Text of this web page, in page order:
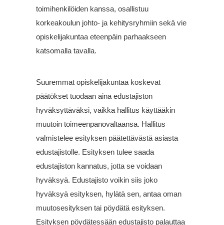
toimihenkilöiden kanssa, osallistuu
korkeakoulun johto- ja kehitysryhmiin sekä vie
opiskelijakuntaa eteenpäin parhaakseen
katsomalla tavalla.
Suuremmat opiskelijakuntaa koskevat
päätökset tuodaan aina edustajiston
hyväksyttäväksi, vaikka hallitus käyttääkin
muutoin toimeenpanovaltaansa. Hallitus
valmistelee esityksen päätettävästä asiasta
edustajistolle. Esityksen tulee saada
edustajiston kannatus, jotta se voidaan
hyväksyä. Edustajisto voikin siis joko
hyväksyä esityksen, hylätä sen, antaa oman
muutosesityksen tai pöydätä esityksen.
Esityksen pöydätessään edustajisto palauttaa